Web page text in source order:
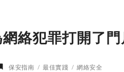
絡犯罪打開了門
保安指南 最佳實踐 網絡安全